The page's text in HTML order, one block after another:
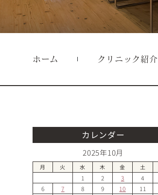
ホーム クリニック紹介
カレンダー
2025年10月
月 火 水 木 金 土
1 2 3 4
6
7 8 9 10 11